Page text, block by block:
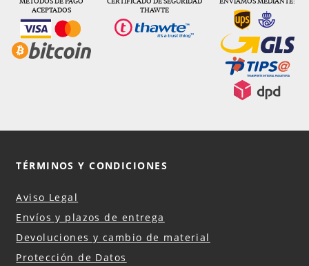
ACEPTADOS
THAWTE
TÉRMINOS Y CONDICIONES
Aviso Legal
Envíos y plazos de entrega
Devoluciones y cambio de material
Protección de Datos